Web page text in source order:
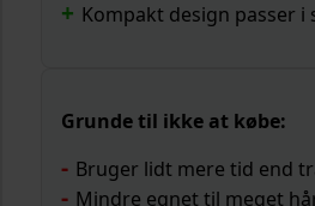
Kompakt design passer i
Grunde til ikke at købe:
Bruger lidt mere tid end
Mindre egnet til meget